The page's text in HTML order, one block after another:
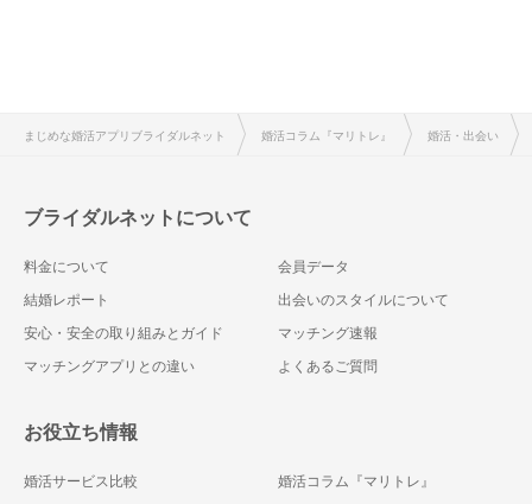
まじめな婚活アプリブライダルネット 婚活コラム『マリトレ』 婚活・出会い
ブライダルネットについて
料金について
会員データ
結婚レポート
出会いのスタイルについて
安心・安全の取り組みとガイド
マッチング速報
マッチングアプリとの違い
よくあるご質問
お役立ち情報
婚活サービス比較
婚活コラム『マリトレ』